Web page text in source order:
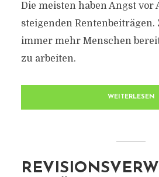
Die meisten haben Angst
steigenden
immer mehr Menschen
zu arbeiten.
WEITERLESEN